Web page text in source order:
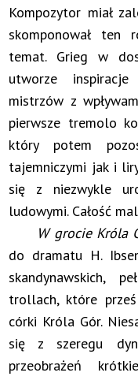
Kompozytor miał
skomponował ten
temat. Grieg w
utworze inspiracje
mistrzów z
pierwsze tremolo
który potem
tajemniczymi jak i
się z niezwykle
ludowymi. Całość
W grocie Króla
do dramatu H.
skandynawskich,
trollach, które
córki Króla Gór.
się z szeregu
przeobrażeń